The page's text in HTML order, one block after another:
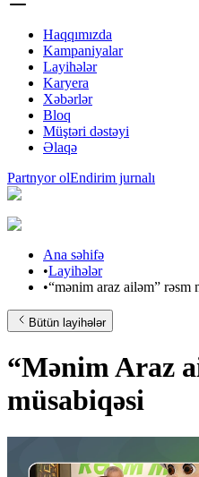
Haqqımızda
Kampaniyalar
Layihələr
Karyera
Xəbərlər
Bloq
Müştəri dəstəyi
Əlaqə
Partnyor olEndirim jurnalı
Ana səhifə
•Layihələr
•“mənim araz ailəm” rəsm
Bütün layihələr
“Mənim Araz
müsabiqəsi